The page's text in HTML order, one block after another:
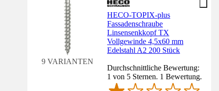
9 VARIANTEN
HECO-TOPIX-plus
Fassadenschraube
Linsensenkkopf TX
Vollgewinde 4,5x60 mm
Edelstahl A2 200 Stück
Durchschnittliche Bewertung:
1 von 5 Sternen. 1 Bewertung.